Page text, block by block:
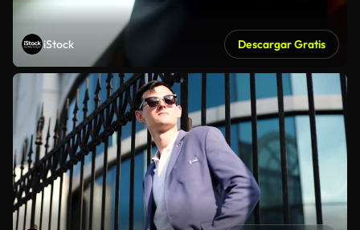
iStock Descargar Gratis